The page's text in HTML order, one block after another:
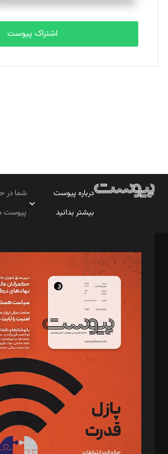
تحریریه
بابک نقاش
تحریریه
اشتراک پیوست
درباره پیوست
بیشتر بدانید
شما در
پیوست
مدیر مسئول: محمدباقر اثنی‌عشری
سردبیر: مهرک محمودی
دبیر تحریریه: میثم قاسمی
د‌بیر ناداستان: سمانه سمیع
د‌بیر خدمت و تجارت: ابوالفضل رجبی
د‌بیر حقوق فناوری: حسام‌الدین ایپکچی
د‌بیر پیوست جهان: مینا پاکدل
د‌بیر تحریریه آنلاین: بابک نقاش
تحریریه‌: مجتبی محمود‌ی، آرش برهمند، یسنا
مصطفی مسجدی آرانی، ابوالفضل رجبی، زهرا
رستمی،مصطفی باستان
ویرایش: نگار استاد‌‌آقا